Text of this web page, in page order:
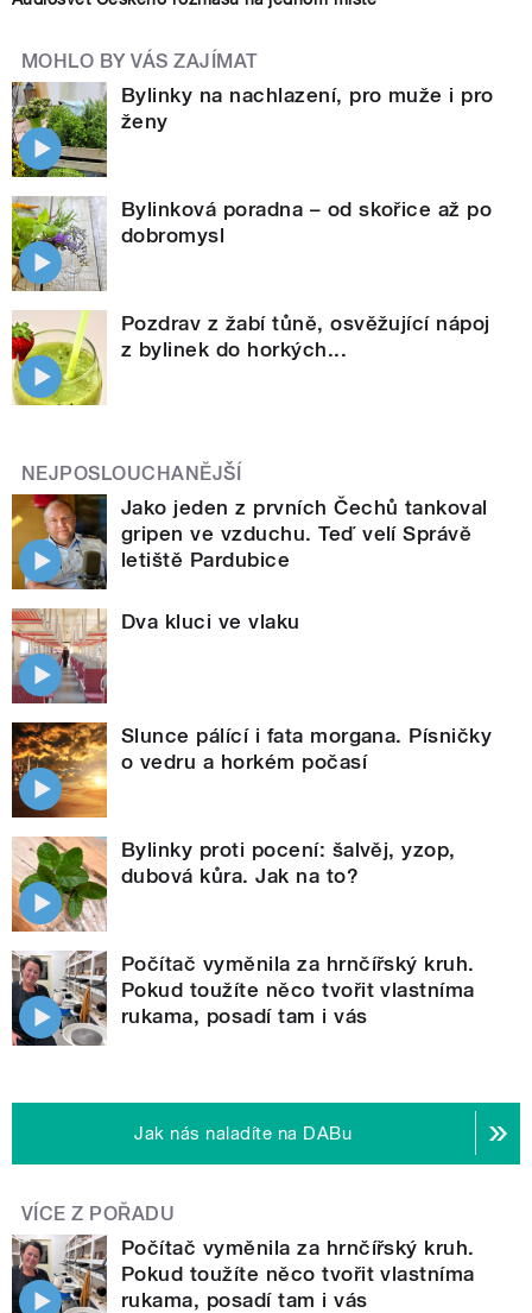
MOHLO BY VÁS ZAJÍMAT
Bylinky na nachlazení, pro muže i pro
ženy
Bylinková poradna – od skořice až po
dobromysl
Pozdrav z žabí tůně, osvěžující nápoj
z bylinek do horkých...
NEJPOSLOUCHANĚJŠÍ
Jako jeden z prvních Čechů tankoval
gripen ve vzduchu. Teď velí Správě
letiště Pardubice
Dva kluci ve vlaku
Slunce pálící i fata morgana. Písničky
o vedru a horkém počasí
Bylinky proti pocení: šalvěj, yzop,
dubová kůra. Jak na to?
Počítač vyměnila za hrnčířský kruh.
Pokud toužíte něco tvořit vlastníma
rukama, posadí tam i vás
Jak nás naladíte na DABu
VÍCE Z POŘADU
Počítač vyměnila za hrnčířský kruh.
Pokud toužíte něco tvořit vlastníma
rukama, posadí tam i vás